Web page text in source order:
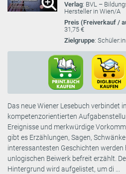
Verlag: BVL –
Hersteller in Wien/A
Preis (Freiverkauf /
31,75 €
Zielgruppe:
Das neue Wiener Lesebuch verbindet
kompetenzorientierten
Ereignisse und merkwürdige
gibt es Erzählungen, Sagen,
interessantesten Geschichten werden
unlogischen Beiwerk befreit erzählt.
Hintergrund wird aufgelistet, um di ...